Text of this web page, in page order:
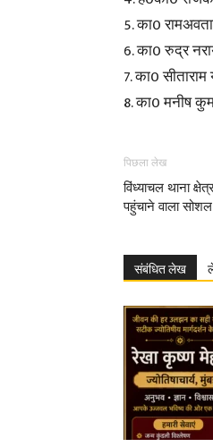
5. का0
6. का0 रुद्र
7. का0
8. का0 मनीष
पिछला लेख
विंध्याचल थाना
पहुंचाने वाला
संबंधित लेख